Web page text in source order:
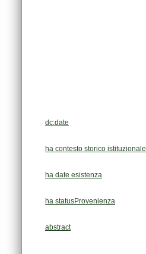
dc:date
ha contesto storico istituzionale
ha date esistenza
ha statusProvenienza
abstract